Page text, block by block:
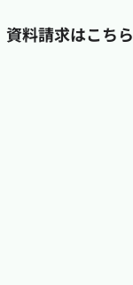
資料請求はこちら